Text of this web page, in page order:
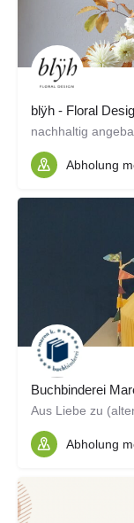
blÿh - Floral
nachhaltig
Abholung
Buchbinderei
Aus Liebe zu
Abholung